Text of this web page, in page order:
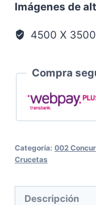
0125
cantidad
Imágenes de
4500 X
Compra
Categoría: 002
Crucetas
Descripción